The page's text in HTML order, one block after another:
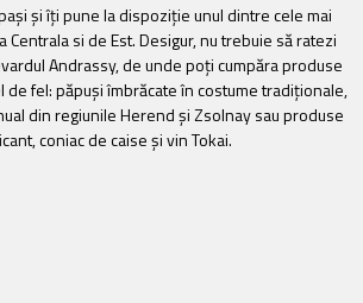
și îți pune la dispoziție unul dintre cele mai
Centrala si de Est. Desigur, nu trebuie să ratezi
Andrassy, de unde poți cumpăra produse
de fel: păpuși îmbrăcate în costume tradiționale,
din regiunile Herend și Zsolnay sau produse
coniac de caise și vin Tokai.